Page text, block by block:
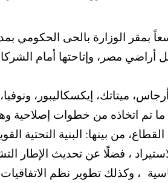
بمقر الوزارة بالحى الحكومي
مصر، وإتاحتها أمام الشركات
ميتاتك، إيكسكاليبور،
تم اتخاذه من خطوات إصلاحية
من بينها: البنية التحتية
، فضلًا عن تحديث الإطار
، وكذلك تطوير نظم الاتفاقيات